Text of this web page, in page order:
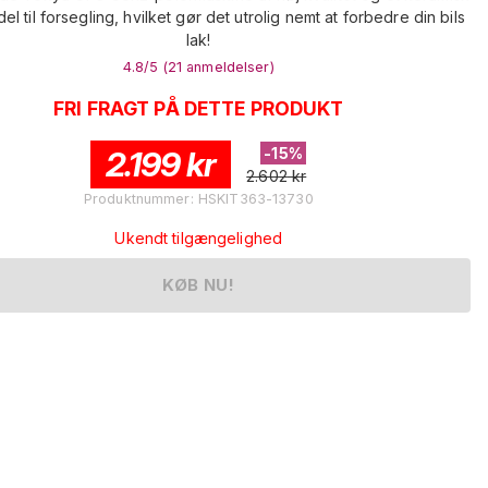
til forsegling, hvilket gør det utrolig nemt at forbedre din bils
lak!
4.8/5 (21 anmeldelser)
FRI FRAGT PÅ DETTE PRODUKT
2.199kr -15%
2.602 kr
Produktnummer: HSKIT363-13730
Ukendt tilgængelighed
KØB NU!